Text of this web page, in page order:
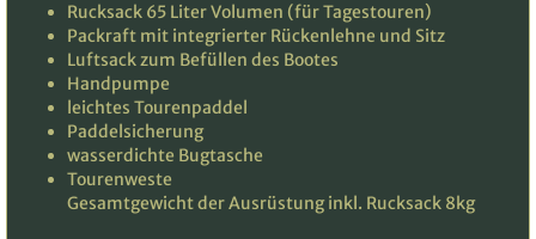
Rucksack 65 Liter Volumen (für Tagestouren)
Packraft mit integrierter Rückenlehne und Sitz
Luftsack zum Befüllen des Bootes
Handpumpe
leichtes Tourenpaddel
Paddelsicherung
wasserdichte Bugtasche
Tourenweste
Gesamtgewicht der Ausrüstung inkl. Rucksack 8kg